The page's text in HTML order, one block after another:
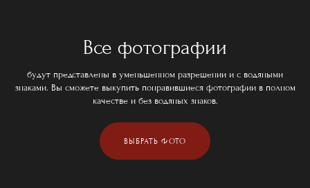
Все фотографии
будут представлены в уменьшенном разрешении и с водяными
знаками. Вы сможете выкупить понравившиеся фотографии в полном
качестве и без водяных знаков.
ВЫБРАТЬ ФОТО